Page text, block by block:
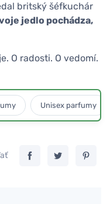
britský šéfkuchár
jedlo pochádza,
O radosti. O vedomí.
Unisex parfumy